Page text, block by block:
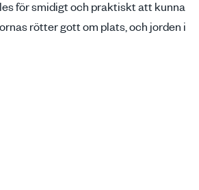
för smidigt och praktiskt att kunna
rötter gott om plats, och jorden i